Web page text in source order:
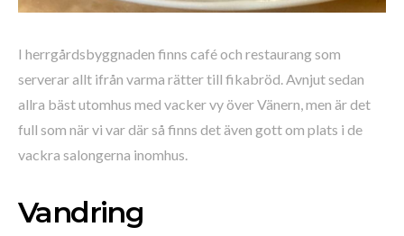
I herrgårdsbyggnaden finns café och restaurang som
serverar allt ifrån varma rätter till fikabröd. Avnjut sedan
allra bäst utomhus med vacker vy över Vänern, men är det
full som när vi var där så finns det även gott om plats i de
vackra salongerna inomhus.
Vandring